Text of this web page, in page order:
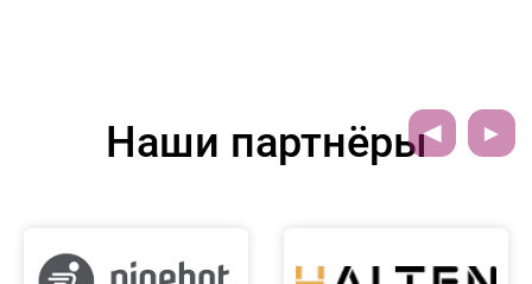
Наши партнёры